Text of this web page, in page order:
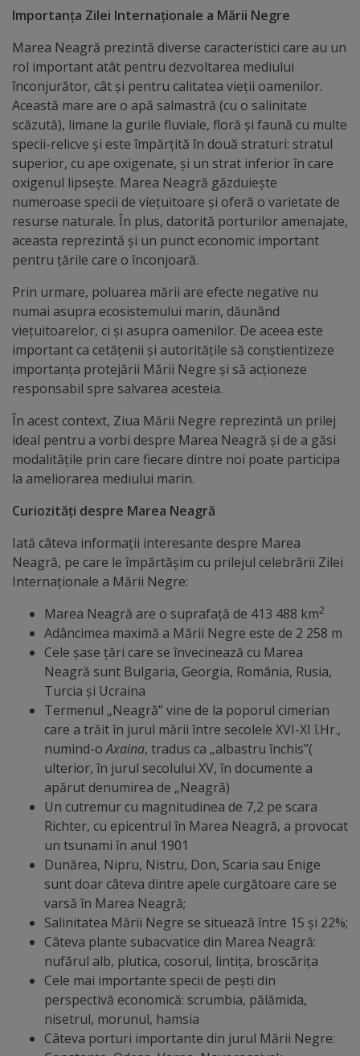
Personalități
marcante
Sportivi
de
performanță
Orașul
în
imagini
Galerie
video
Galerii
foto
Administrație
Primărie
Primar
Viceprimari
Organigrama
Aparatul
primăriei
Regulamentul
de
funcționare
Integritate
și
calitate
Consiliul
Municipal
Secretar
Consilieri
Importanța Zilei Internaționale a Mării Negre
Marea Neagră prezintă diverse caracteristici care au un
rol important atât pentru dezvoltarea mediului
înconjurător, cât și pentru calitatea vieții oamenilor.
Această mare are o apă salmastră (cu o salinitate
scăzută), limane la gurile fluviale, floră și faună cu multe
specii-relicve și este împărțită în două straturi: stratul
superior, cu ape oxigenate, și un strat inferior în care
oxigenul lipsește. Marea Neagră găzduiește
numeroase specii de viețuitoare și oferă o varietate de
resurse naturale. În plus, datorită porturilor amenajate,
aceasta reprezintă și un punct economic important
pentru țările care o înconjoară.
Prin urmare, poluarea mării are efecte negative nu
numai asupra ecosistemului marin, dăunând
viețuitoarelor, ci și asupra oamenilor. De aceea este
important ca cetățenii și autoritățile să conștientizeze
importanța protejării Mării Negre și să acționeze
responsabil spre salvarea acesteia.
În acest context, Ziua Mării Negre reprezintă un prilej
ideal pentru a vorbi despre Marea Neagră și de a găsi
modalitățile prin care fiecare dintre noi poate participa
la ameliorarea mediului marin.
Curiozități despre Marea Neagră
Iată câteva informații interesante despre Marea
Neagră, pe care le împărtășim cu prilejul celebrării Zilei
Internaționale a Mării Negre:
Marea Neagră are o suprafață de 413 488 km2
Adâncimea maximă a Mării Negre este de 2 258 m
Cele șase țări care se învecinează cu Marea
Neagră sunt Bulgaria, Georgia, România, Rusia,
Turcia și Ucraina
Termenul „Neagră” vine de la poporul cimerian
care a trăit în jurul mării între secolele XVI-XI î.Hr.,
numind-oAxaina, tradus ca „albastru închis”(
ulterior, în jurul secolului XV, în documente a
apărut denumirea de „Neagră)
Un cutremur cu magnitudinea de 7,2 pe scara
Richter, cu epicentrul în Marea Neagră, a provocat
un tsunami în anul 1901
Dunărea, Nipru, Nistru, Don, Scaria sau Enige
sunt doar câteva dintre apele curgătoare care se
varsă în Marea Neagră;
Salinitatea Mării Negre se situează între 15 și 22%;
Câteva plante subacvatice din Marea Neagră:
nufărul alb, plutica, cosorul, lintița, broscărița
Cele mai importante specii de pești din
perspectivă economică: scrumbia, pălămida,
nisetrul, morunul, hamsia
Câteva porturi importante din jurul Mării Negre: